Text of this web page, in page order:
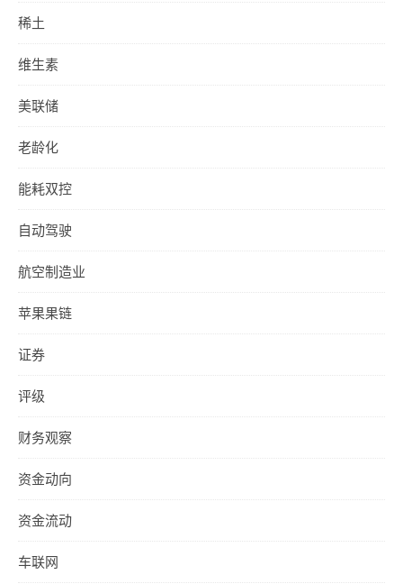
稀土
维生素
美联储
老龄化
能耗双控
自动驾驶
航空制造业
苹果果链
证券
评级
财务观察
资金动向
资金流动
车联网